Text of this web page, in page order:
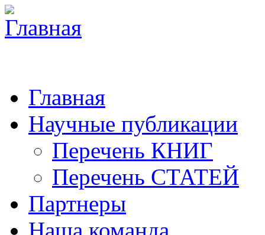
Главная
Научные публикации
Перечень КНИГ
Перечень СТАТЕЙ
Партнеры